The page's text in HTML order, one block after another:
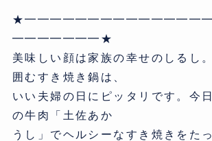
━━━━━━━★
美味しい顔は家族の幸せのしるし
囲むすき焼き鍋は、
いい夫婦の日にピッタリです。今
の牛肉「土佐あか
うし」でヘルシーなすき焼きをた